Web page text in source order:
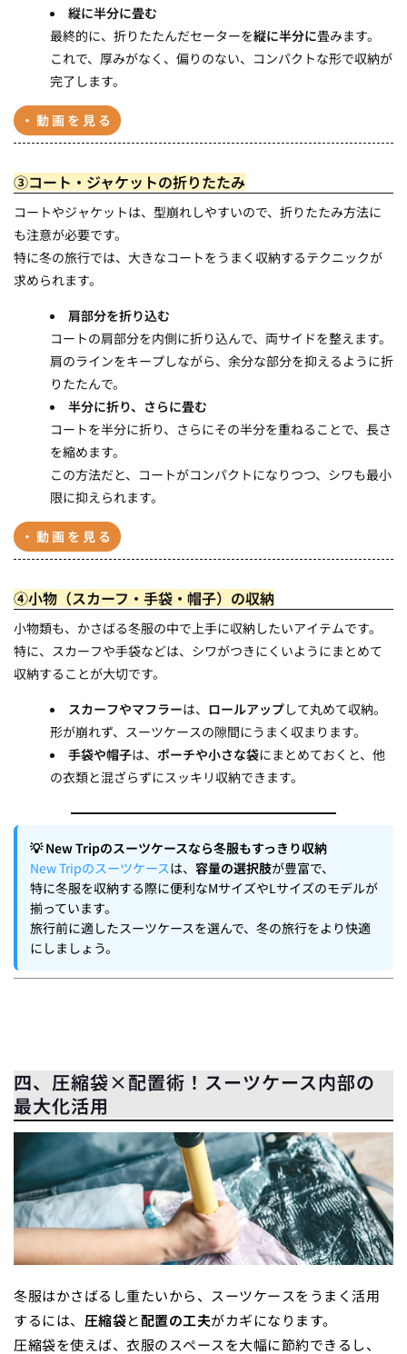
縦に半分に畳む
最終的に、折りたたんだセーターを縦に半分に畳みます。
これで、厚みがなく、偏りのない、コンパクトな形で収納が
完了します。
・動画を見る
③コート・ジャケットの折りたたみ
コートやジャケットは、型崩れしやすいので、折りたたみ方法に
も注意が必要です。
特に冬の旅行では、大きなコートをうまく収納するテクニックが
求められます。
肩部分を折り込む
コートの肩部分を内側に折り込んで、両サイドを整えます。
肩のラインをキープしながら、余分な部分を抑えるように折
りたたんで。
半分に折り、さらに畳む
コートを半分に折り、さらにその半分を重ねることで、長さ
を縮めます。
この方法だと、コートがコンパクトになりつつ、シワも最小
限に抑えられます。
・動画を見る
④小物（スカーフ・手袋・帽子）の収納
小物類も、かさばる冬服の中で上手に収納したいアイテムです。
特に、スカーフや手袋などは、シワがつきにくいようにまとめて
収納することが大切です。
スカーフやマフラーは、 ロールアップして丸めて収納。
形が崩れず、スーツケースの隙間にうまく収まります。
手袋や帽子は、 ポーチや小さな袋にまとめておくと、他
の衣類と混ざらずにスッキリ収納できます。
💡 New Tripのスーツケースなら冬服もすっきり収納
New Tripのスーツケースは、 容量の選択肢が豊富で、
特に冬服を収納する際に便利なMサイズやLサイズのモデルが
揃っています。
旅行前に適したスーツケースを選んで、冬の旅行をより快適
にしましょう。
四、圧縮袋×配置術！スーツケース内部の
最大化活用
冬服はかさばるし重たいから、スーツケースをうまく活用
するには、 圧縮袋と配置の工夫がカギになります。
圧縮袋を使えば、衣服のスペースを大幅に節約できるし、